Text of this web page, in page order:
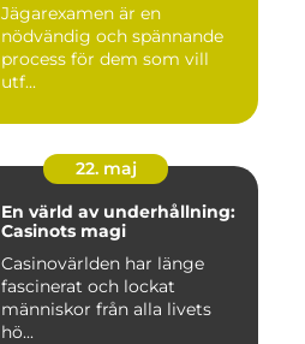
Jägarexamen är en
nödvändig och spännande
process för dem som vill
utf...
22. maj
En värld av underhållning:
Casinots magi
Casinovärlden har länge
fascinerat och lockat
människor från alla livets
hö...